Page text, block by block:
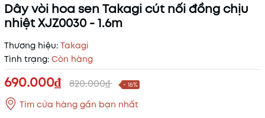
Dây vòi hoa sen Takagi cút nối đồng chịu
nhiệt XJZ0030 - 1.6m
Thương hiệu: Takagi
Tình trạng: Còn hàng
690.000₫ 820.000₫ - 16%
Tìm cửa hàng gần bạn nhất